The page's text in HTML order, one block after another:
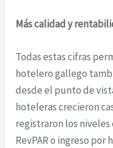
Más calidad y
Todas estas cifras
hotelero gallego
desde el punto de
hoteleras crecieron
registraron los
RevPAR o ingreso